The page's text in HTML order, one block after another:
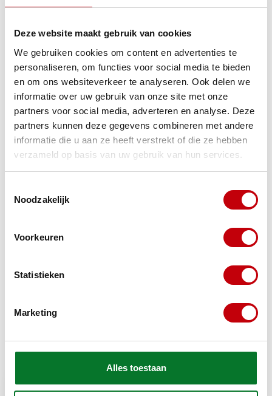
Deze website maakt gebruik van cookies
We gebruiken cookies om content en advertenties te
personaliseren, om functies voor social media te bieden
en om ons websiteverkeer te analyseren. Ook delen we
informatie over uw gebruik van onze site met onze
partners voor social media, adverteren en analyse. Deze
partners kunnen deze gegevens combineren met andere
informatie die u aan ze heeft verstrekt of die ze hebben
verzameld op basis van uw gebruik van hun services.
Noodzakelijk
Voorkeuren
Statistieken
Marketing
Alles toestaan
Productomschrijving
Specificaties
Gerelateerde producten
TypeError: Failed to fetch
Remmenreiniger nodig voor je scooter? bekijk hier onze
remreiniger
(1)
Recent bekeken Bekijk alle producten